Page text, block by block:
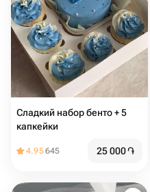
Сладкий набор бенто + 5
капкейки
4.95645 25 000֏